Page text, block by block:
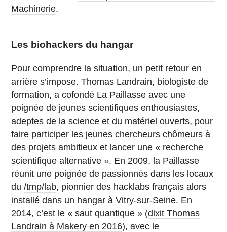
Machinerie.
Les biohackers du hangar
Pour comprendre la situation, un petit retour en
arrière s’impose. Thomas Landrain, biologiste de
formation, a cofondé La Paillasse avec une
poignée de jeunes scientifiques enthousiastes,
adeptes de la science et du matériel ouverts, pour
faire participer les jeunes chercheurs chômeurs à
des projets ambitieux et lancer une « recherche
scientifique alternative ». En 2009, la Paillasse
réunit une poignée de passionnés dans les locaux
du/tmp/lab, pionnier des hacklabs français alors
installé dans un hangar à Vitry-sur-Seine. En
2014, c’est le « saut quantique » (dixit Thomas
Landrain à Makery en 2016), avec le